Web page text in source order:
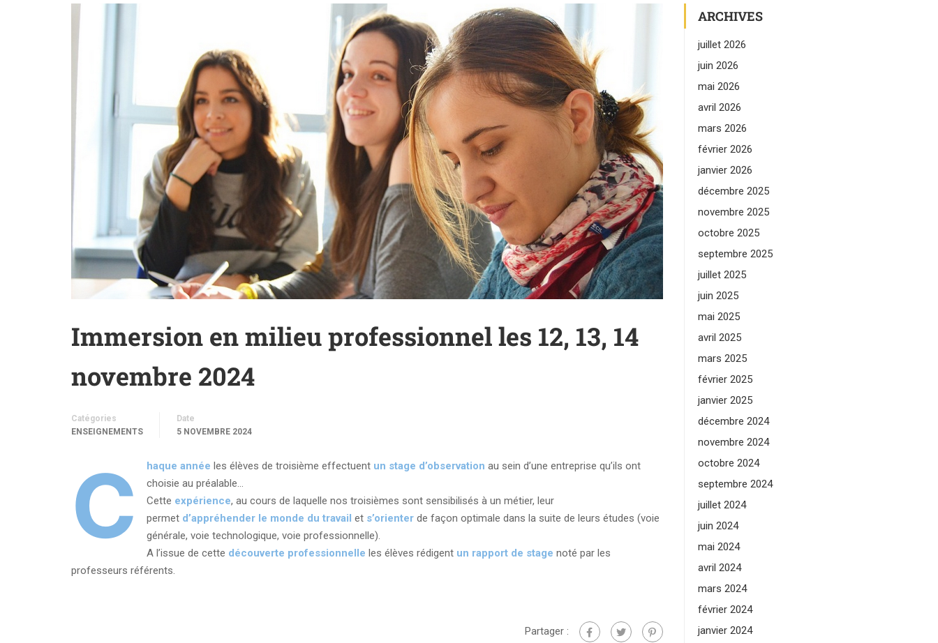
Immersion en milieu professionnel les 12, 13, 14
novembre 2024
Catégories
ENSEIGNEMENTS
Date
5 NOVEMBRE 2024
C haque année les élèves de troisième effectuent un stage d’observation au sein d’une entreprise qu’ils ont
choisie au préalable…
Cette expérience, au cours de laquelle nos troisièmes sont sensibilisés à un métier, leur
permet d’appréhender le monde du travail et s’orienterde façon optimale dans la suite de leurs études (voie
générale, voie technologique, voie professionnelle).
A l’issue de cette découverte professionnelle les élèves rédigent un rapport de stage noté par les
professeurs référents.
Partager :
ARCHIVES
juillet 2026
juin 2026
mai 2026
avril 2026
mars 2026
février 2026
janvier 2026
décembre 2025
novembre 2025
octobre 2025
septembre 2025
juillet 2025
juin 2025
mai 2025
avril 2025
mars 2025
février 2025
janvier 2025
décembre 2024
novembre 2024
octobre 2024
septembre 2024
juillet 2024
juin 2024
mai 2024
avril 2024
mars 2024
février 2024
janvier 2024